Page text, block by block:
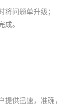
问题单升级；
成。
供迅速，准确，